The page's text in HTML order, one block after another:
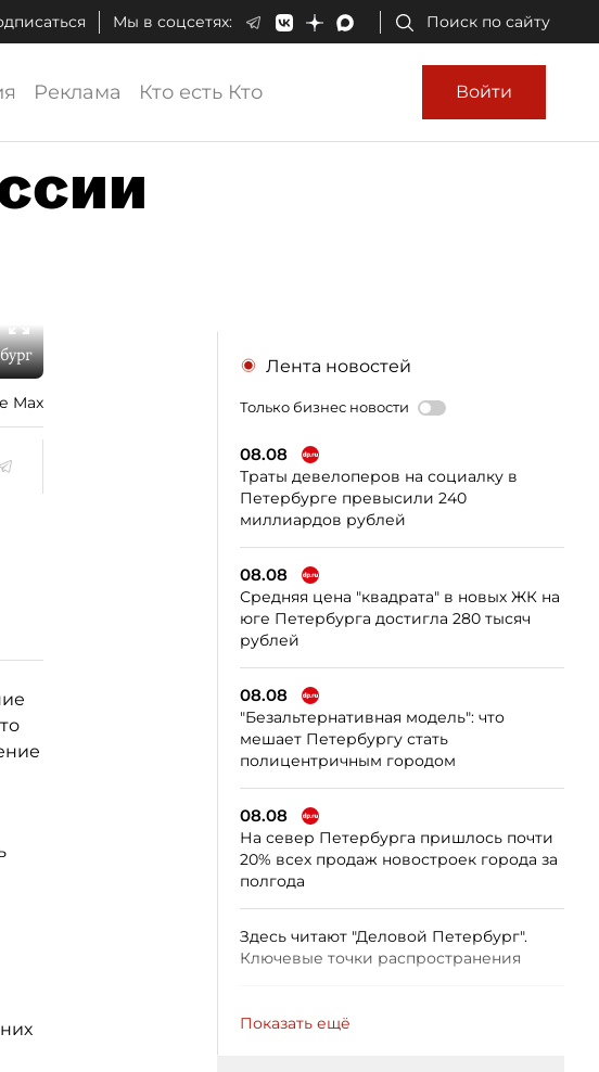
Мы в соцсетях: Поиск по сайту
Реклама Кто есть Кто Войти
Max
Лента новостей
Только бизнес новости
08.08
Траты девелоперов на социалку в
Петербурге превысили 240
миллиардов рублей
08.08
Средняя цена "квадрата" в новых ЖК на
юге Петербурга достигла 280 тысяч
рублей
08.08
"Безальтернативная модель": что
мешает Петербургу стать
полицентричным городом
08.08
На север Петербурга пришлось почти
20% всех продаж новостроек города за
полгода
Здесь читают "Деловой Петербург".
Ключевые точки распространения
Показать ещё